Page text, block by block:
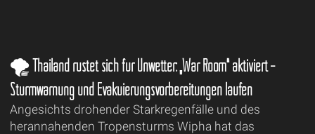
🌪️ Thailand rüstet sich für Unwetter: „War Room“ aktiviert –
Sturmwarnung und Evakuierungsvorbereitungen laufen
Angesichts drohender Starkregenfälle und des
herannahenden Tropensturms Wipha hat das